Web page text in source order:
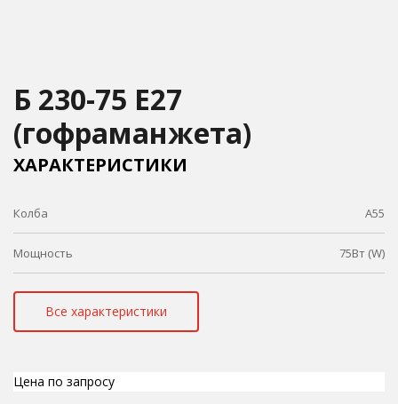
Б 230-75 Е27
(гофраманжета)
ХАРАКТЕРИСТИКИ
Колба А55
Мощность 75Вт (W)
Все характеристики
Цена по запросу